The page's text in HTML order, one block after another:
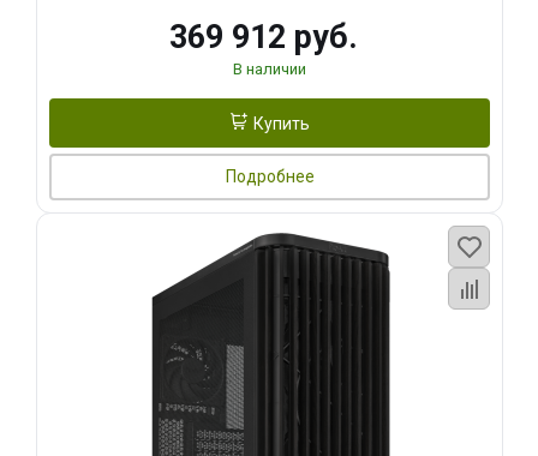
369 912 руб.
В наличии
Купить
Подробнее